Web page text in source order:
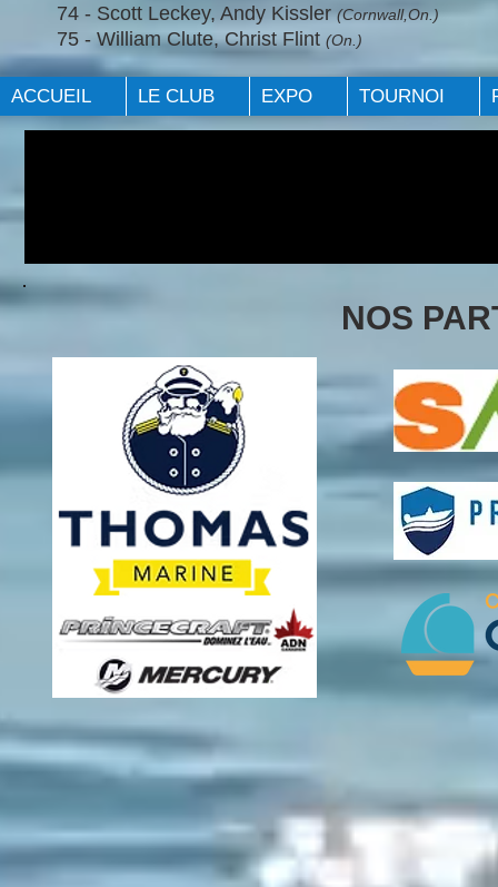
74 - Scott Leckey, Andy Kissler (Cornwall,On.)
75 - William Clute, Christ Flint (On.)
ACCUEIL LE CLUB EXPO TOURNOI
NOS